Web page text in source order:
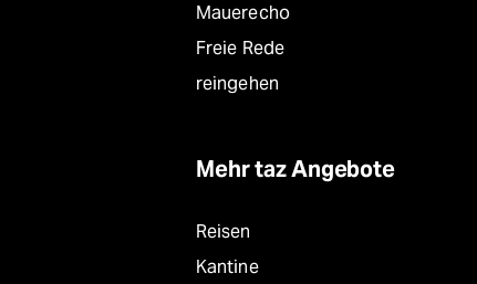
Mauerecho
Freie Rede
reingehen
Mehr taz Angebote
Reisen
Kantine